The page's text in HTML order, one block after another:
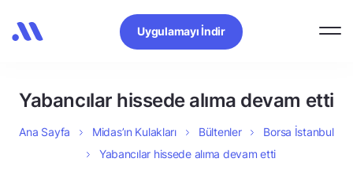
Uygulamayı İndir
Yabancılar hissede alıma devam etti
Ana Sayfa Midas’ın Kulakları Bültenler
Borsa İstanbul
Yabancılar hissede alıma devam etti